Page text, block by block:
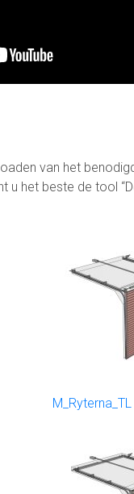
van het
het beste de tool